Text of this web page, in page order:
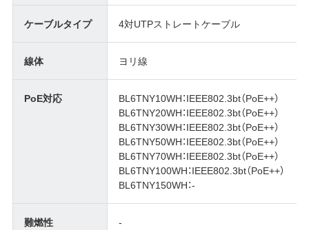
ケーブルタイプ 4対UTPストレートケーブル
線体 ヨリ線
PoE対応
BL6TNY10WH：IEEE802.3bt（PoE++）
BL6TNY20WH：IEEE802.3bt（PoE++）
BL6TNY30WH：IEEE802.3bt（PoE++）
BL6TNY50WH：IEEE802.3bt（PoE++）
BL6TNY70WH：IEEE802.3bt（PoE++）
BL6TNY100WH：IEEE802.3bt（PoE++）
BL6TNY150WH：-
難燃性 -